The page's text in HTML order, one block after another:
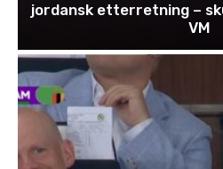
jordansk etterretning –
VM